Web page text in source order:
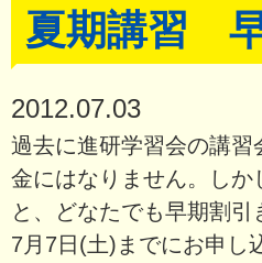
夏期講習
2012.07.03
過去に進研学習会の講
金にはなりません。しか
と、どなたでも早期割
7月7日(土)までにお申し